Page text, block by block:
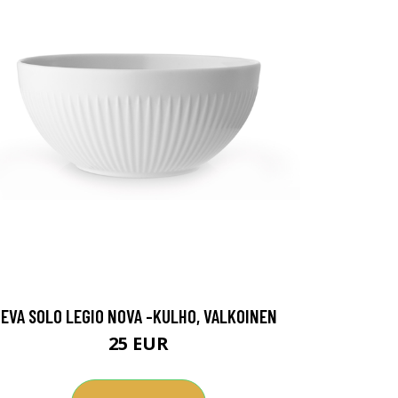
EVA SOLO LEGIO NOVA -KULHO, VALKOINEN
25 EUR